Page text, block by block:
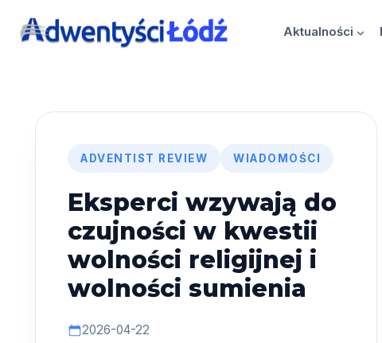
Aktualności
ADVENTIST REVIEW WIADOMOŚCI
Eksperci wzywają do
czujności w kwestii
wolności religijnej i
wolności sumienia
2026-04-22